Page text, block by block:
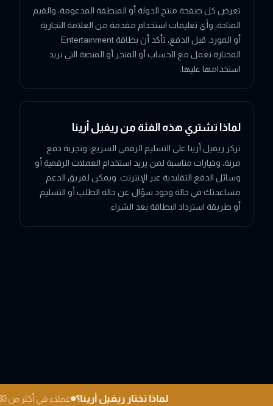
تعرض كل صفحة منتج الدولة أو المنطقة المدعومة، والقيم
المتاحة، وأي تعليمات استخدام مقدمة من العلامة التجارية
أو المورد. قبل الدفع، تأكد أن بطاقة Entertainment
المختارة تعمل مع الحساب أو المتجر أو المنصة التي تريد
استخدامها عليها.
لماذا تشتري هذه الفئة من ريفيل أرينا
تركز ريفيل أرينا على التسليم الرقمي السريع، وتجربة دفع
مرنة، وخيارات مناسبة لمن يريد استخدام العملات الرقمية أو
وسائل الدفع التقليدية عبر الإنترنت. ويمكن لفريق الدعم
مساعدتك في حالة وجود سؤال عن حالة الطلب أو التسليم
أو طريقة استرداد البطاقة بعد الشراء.
لماذا تختار ريفيل أرينا؟ عملاء في أكثر من 180